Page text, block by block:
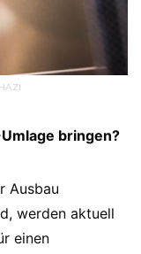
bringen?
Ausbau
werden aktuell
einen